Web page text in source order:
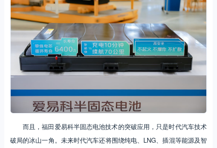
而且，福田爱易科半固态电池技术的突破应用，只是时代汽车技术
破局的冰山一角。未来时代汽车还将围绕纯电、LNG、插混等能源及智